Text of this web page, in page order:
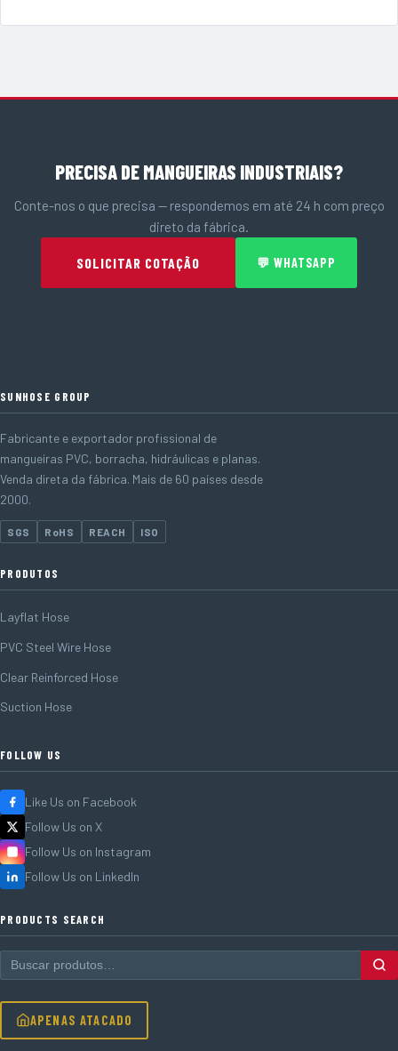
PRECISA DE MANGUEIRAS INDUSTRIAIS?
Conte-nos o que precisa — respondemos em até 24 h com preço
direto da fábrica.
SOLICITAR COTAÇÃO 💬 WHATSAPP
SUNHOSE GROUP
Fabricante e exportador profissional de
mangueiras PVC, borracha, hidráulicas e planas.
Venda direta da fábrica. Mais de 60 países desde
2000.
SGS RoHS REACH ISO
PRODUTOS
Layflat Hose
PVC Steel Wire Hose
Clear Reinforced Hose
Suction Hose
FOLLOW US
Like Us on Facebook
Follow Us on X
Follow Us on Instagram
Follow Us on LinkedIn
PRODUCTS SEARCH
APENAS ATACADO